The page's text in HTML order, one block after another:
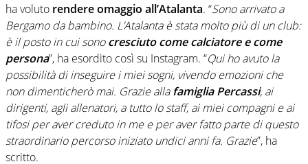
ha voluto rendere omaggio all’Atalanta. “Sono arrivato a
Bergamo da bambino. L’Atalanta è stata molto più di un club:
è il posto in cui sonocresciuto come calciatore e come
persona”, ha esordito così su Instagram. “Qui ho avuto la
possibilità di inseguire i miei sogni, vivendo emozioni che
non dimenticherò mai. Grazie allafamiglia Percassi, ai
dirigenti, agli allenatori, a tutto lo staff, ai miei compagni e ai
tifosi per aver creduto in me e per aver fatto parte di questo
straordinario percorso iniziato undici anni fa. Grazie”, ha
scritto.